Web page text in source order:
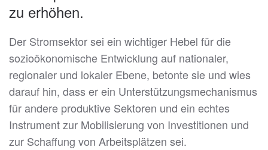
zu erhöhen.
Der Stromsektor sei ein wichtiger Hebel für die
sozioökonomische Entwicklung auf nationaler,
regionaler und lokaler Ebene, betonte sie und wies
darauf hin, dass er ein Unterstützungsmechanismus
für andere produktive Sektoren und ein echtes
Instrument zur Mobilisierung von Investitionen und
zur Schaffung von Arbeitsplätzen sei.